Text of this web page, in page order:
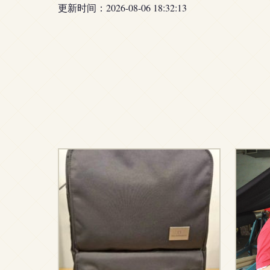
更新时间：2026-08-06 18:32:13